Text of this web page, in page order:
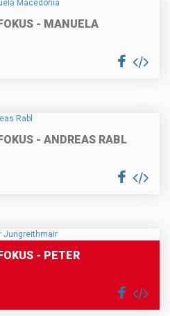
- MANUELA
- ANDREAS RABL
- PETER